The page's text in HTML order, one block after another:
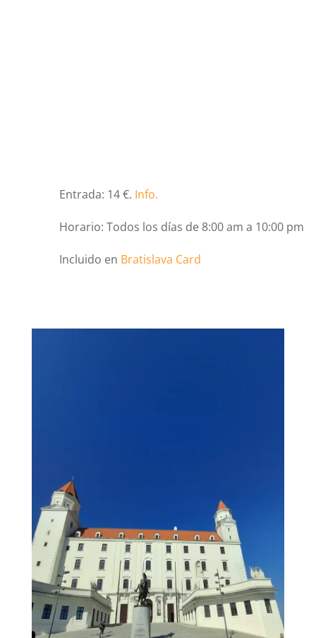
Entrada: 14 €. Info.
Horario: Todos los días de 8:00 am a 10:00 pm
Incluido en Bratislava Card